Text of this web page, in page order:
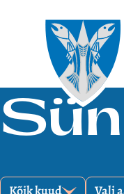
Kõik kuud Vali